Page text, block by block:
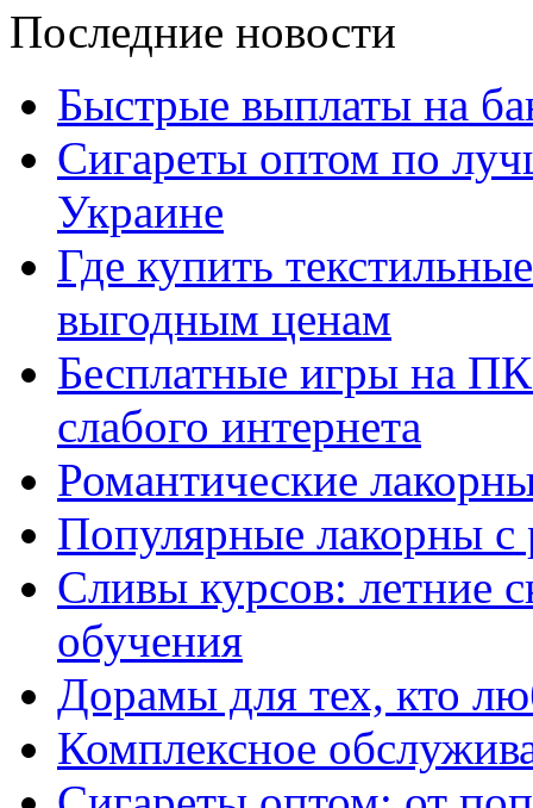
Последние новости
Быстрые выплаты на
Сигареты оптом по
Украине
Где купить
выгодным ценам
Бесплатные игры на
слабого интернета
Романтические
Популярные лакорны с
Сливы курсов: летние
обучения
Дорамы для тех, кто
Комплексное